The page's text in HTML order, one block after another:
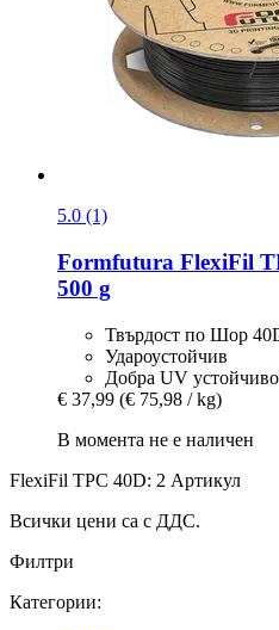
5.0 (1)
Formfutura FlexiFil
500 g
Твърдост по Шор
Удароустойчив
Добра UV
€ 37,99 (€ 75,98 / kg)
В момента не е наличен
FlexiFil TPC 40D: 2 Артикул
Всички цени са с ДДС.
Филтри
Категории: